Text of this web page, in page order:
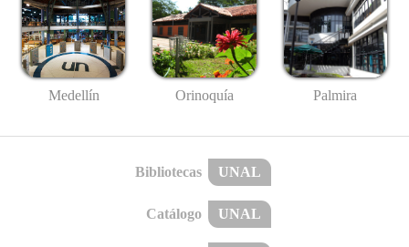
Medellín Orinoquía Palmira
Bibliotecas UNAL
Catálogo UNAL